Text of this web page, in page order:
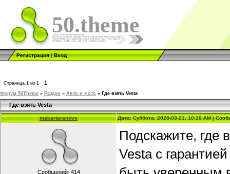
50.theme
Регистрация|Вход
Страница 1 из 1 1
Форум 50Theme » Раздел » Авто и мото » Где взять Vesta
Где взять Vesta
makartaranovs Дата: Суббота, 2026-03-21, 10:29 AM |
Сообщений: 414
Подскажите, где
Vesta с